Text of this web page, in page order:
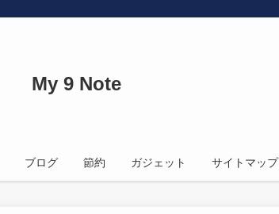
My 9 Note
ブログ 節約 ガジェット サイトマップ